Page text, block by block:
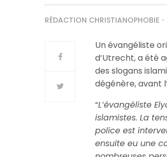
RÉDACTION CHRISTIANOPHOBIE
Un évangéliste
d’Utrecht, a été
des slogans
dégénère, avant
“L’évangéliste
islamistes. La
police est
ensuite eu une